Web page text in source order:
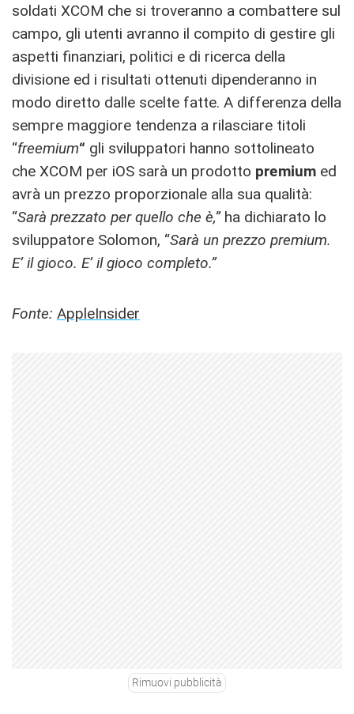
soldati XCOM che si troveranno a combattere sul
campo, gli utenti avranno il compito di gestire gli
aspetti finanziari, politici e di ricerca della
divisione ed i risultati ottenuti dipenderanno in
modo diretto dalle scelte fatte. A differenza della
sempre maggiore tendenza a rilasciare titoli
“freemium“ gli sviluppatori hanno sottolineato
che XCOM per iOS sarà un prodotto premium ed
avrà un prezzo proporzionale alla sua qualità:
“Sarà prezzato per quello che è,”ha dichiarato lo
sviluppatore Solomon, “Sarà un prezzo premium.
E’ il gioco. E’ il gioco completo.”
Fonte: AppleInsider
Rimuovi pubblicità